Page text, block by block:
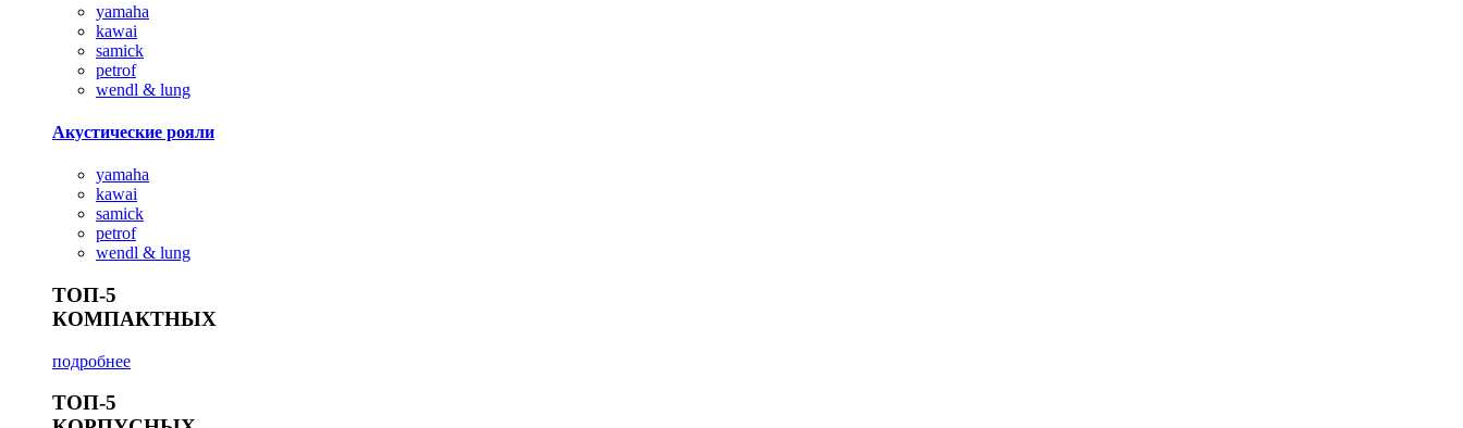
yamaha
kawai
samick
petrof
wendl & lung
Акустические рояли
yamaha
kawai
samick
petrof
wendl & lung
ТОП-5
КОМПАКТНЫХ
подробнее
ТОП-5